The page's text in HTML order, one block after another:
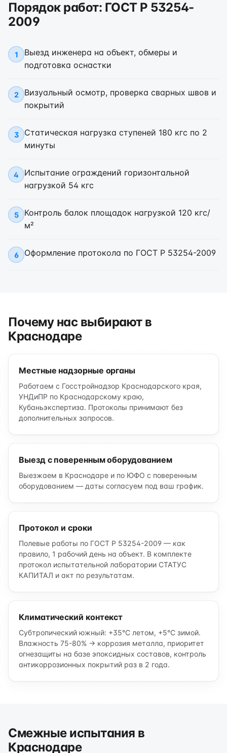
Порядок работ: ГОСТ Р 53254-
2009
1
Выезд инженера на объект, обмеры и
подготовка оснастки
2
Визуальный осмотр, проверка сварных швов и
покрытий
3
Статическая нагрузка ступеней 180 кгс по 2
минуты
4
Испытание ограждений горизонтальной
нагрузкой 54 кгс
5
Контроль балок площадок нагрузкой 120 кгс/
м²
6 Оформление протокола по ГОСТ Р 53254-2009
Почему нас выбирают в
Краснодаре
Местные надзорные органы
Работаем с Госстройнадзор Краснодарского края,
УНДиПР по Краснодарскому краю,
Кубаньэкспертиза. Протоколы принимают без
дополнительных запросов.
Выезд с поверенным оборудованием
Выезжаем в Краснодаре и по ЮФО с поверенным
оборудованием — даты согласуем под ваш график.
Протокол и сроки
Полевые работы по ГОСТ Р 53254-2009 — как
правило, 1 рабочий день на объект. В комплекте
протокол испытательной лаборатории СТАТУС
КАПИТАЛ и акт по результатам.
Климатический контекст
Субтропический южный: +35°C летом, +5°C зимой.
Влажность 75-80% → коррозия металла, приоритет
огнезащиты на базе эпоксидных составов, контроль
антикоррозионных покрытий раз в 2 года.
Смежные испытания в
Краснодаре